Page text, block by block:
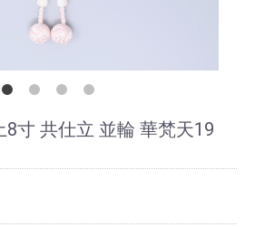
8寸 共仕立 並輪 華梵天19